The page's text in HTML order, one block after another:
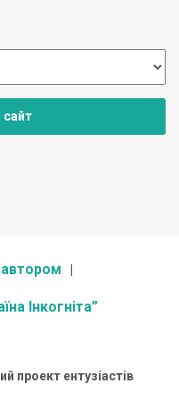
сайт
Інкогніта”
проект ентузіастів